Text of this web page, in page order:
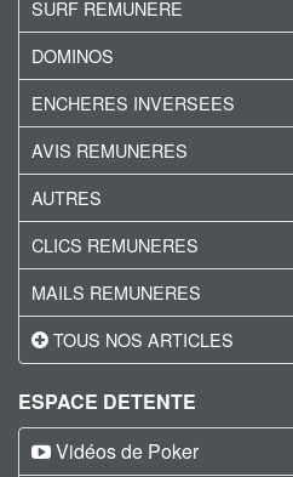
SURF REMUNERE
DOMINOS
ENCHERES INVERSEES
AVIS REMUNERES
AUTRES
CLICS REMUNERES
MAILS REMUNERES
TOUS NOS ARTICLES
ESPACE DETENTE
Vidéos de Poker